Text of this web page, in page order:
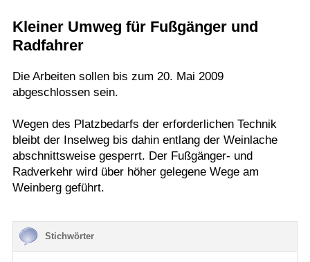
Kleiner Umweg für Fußgänger und
Radfahrer
Die Arbeiten sollen bis zum 20. Mai 2009
abgeschlossen sein.
Wegen des Platzbedarfs der erforderlichen Technik
bleibt der Inselweg bis dahin entlang der Weinlache
abschnittsweise gesperrt. Der Fußgänger- und
Radverkehr wird über höher gelegene Wege am
Weinberg geführt.
Stichwörter